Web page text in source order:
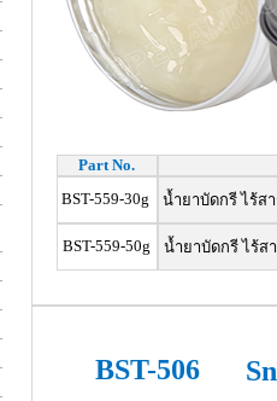
Part No.
BST-559-30g
น้ำยาบัดกรี ไร้สา
BST-559-50g น้ำยาบัดกรี ไร้สา
BST-506